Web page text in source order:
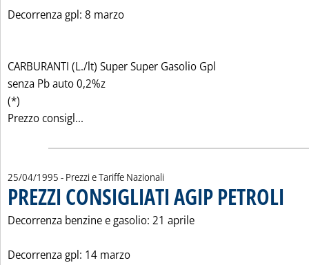
Decorrenza gpl: 8 marzo
CARBURANTI (L./lt) Super Super Gasolio Gpl
senza Pb auto 0,2%z
(*)
Prezzo consigl...
25/04/1995 - Prezzi e Tariffe Nazionali
PREZZI CONSIGLIATI AGIP PETROLI
Decorrenza benzine e gasolio: 21 aprile
Decorrenza gpl: 14 marzo